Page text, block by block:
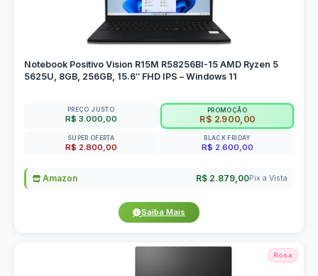
Notebook Positivo Vision R15M R58256BI-15 AMD Ryzen 5
5625U, 8GB, 256GB, 15.6″ FHD IPS – Windows 11
PREÇO JUSTO
R$ 3.000,00
PROMOÇÃO
R$ 2.900,00
SUPER OFERTA
R$ 2.800,00
BLACK FRIDAY
R$ 2.600,00
Amazon R$ 2.879,00Pix a Vista
Saiba Mais
Rosa